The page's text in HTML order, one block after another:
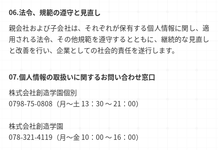
法令、規範の遵守と見直し
親会社および子会社は、それぞれが保有する個人情報に関し、適
用される法令、その他規範を遵守するとともに、継続的な見直し
と改善を行い、企業としての社会的責任を遂行します。
個人情報の取扱いに関するお問い合わせ窓口
株式会社創造学園個別
0798-75-0808（月～土 13：30 ～ 21：00）
株式会社創造学園
078-321-4119（月～金 10：00 ～ 16：00）